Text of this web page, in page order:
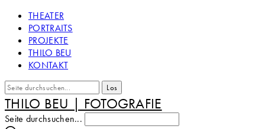
THEATER
PORTRAITS
PROJEKTE
THILO BEU
KONTAKT
THILO BEU | FOTOGRAFIE
Seite durchsuchen...